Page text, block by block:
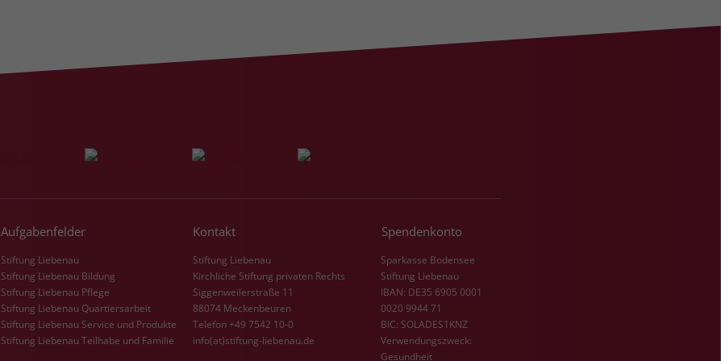
Aufgabenfelder
Stiftung Liebenau
Stiftung Liebenau Bildung
Stiftung Liebenau Pflege
Stiftung Liebenau Quartiersarbeit
Stiftung Liebenau Service und Produkte
Stiftung Liebenau Teilhabe und Familie
Kontakt Spendenkonto
Stiftung Liebenau
Kirchliche Stiftung privaten Rechts
Siggenweilerstraße 11
88074 Meckenbeuren
Telefon +49 7542 10-0
info(at)stiftung-liebenau.de
Sparkasse Bodensee
Stiftung Liebenau
IBAN: DE35 6905 0001
0020 9944 71
BIC: SOLADES1KNZ
Verwendungszweck:
Gesundheit